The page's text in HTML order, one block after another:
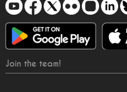
Join the team!